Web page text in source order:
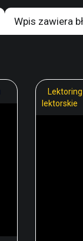
Wpis zawiera
lektorskie